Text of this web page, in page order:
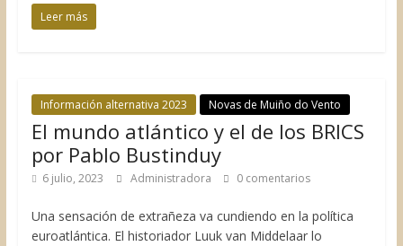
Leer más
Información alternativa 2023 Novas de Muiño do Vento
El mundo atlántico y el de los BRICS
por Pablo Bustinduy
6 julio, 2023 Administradora 0 comentarios
Una sensación de extrañeza va cundiendo en la política
euroatlántica. El historiador Luuk van Middelaar lo